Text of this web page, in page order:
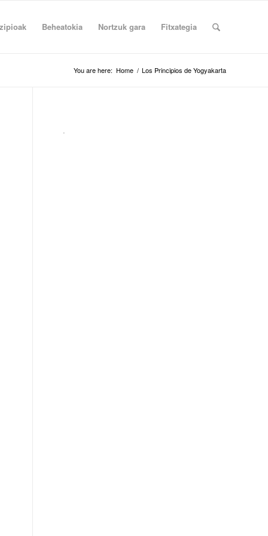
Beheatokia Nortzuk gara Fitxategia
You are here: Home / Los Principios de Yogyakarta
.